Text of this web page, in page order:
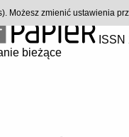
bieżące
Możesz zmienić ustawienia